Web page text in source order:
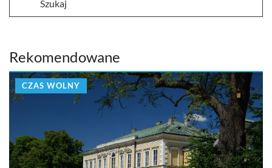
Rekomendowane
CZAS WOLNY